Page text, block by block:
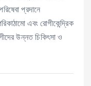
প্রদানে
এবং রোগীকেন্দ্রিক
উন্নত চিকিৎসা ও